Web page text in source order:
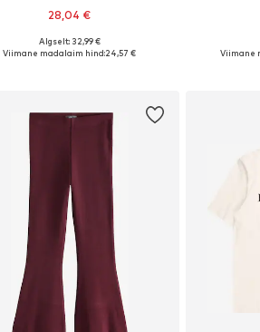
28,04 €
Saadaval erinevates suurustes
Algselt: 32,99 €
Viimane madalaim hind:24,57 €
Viimane